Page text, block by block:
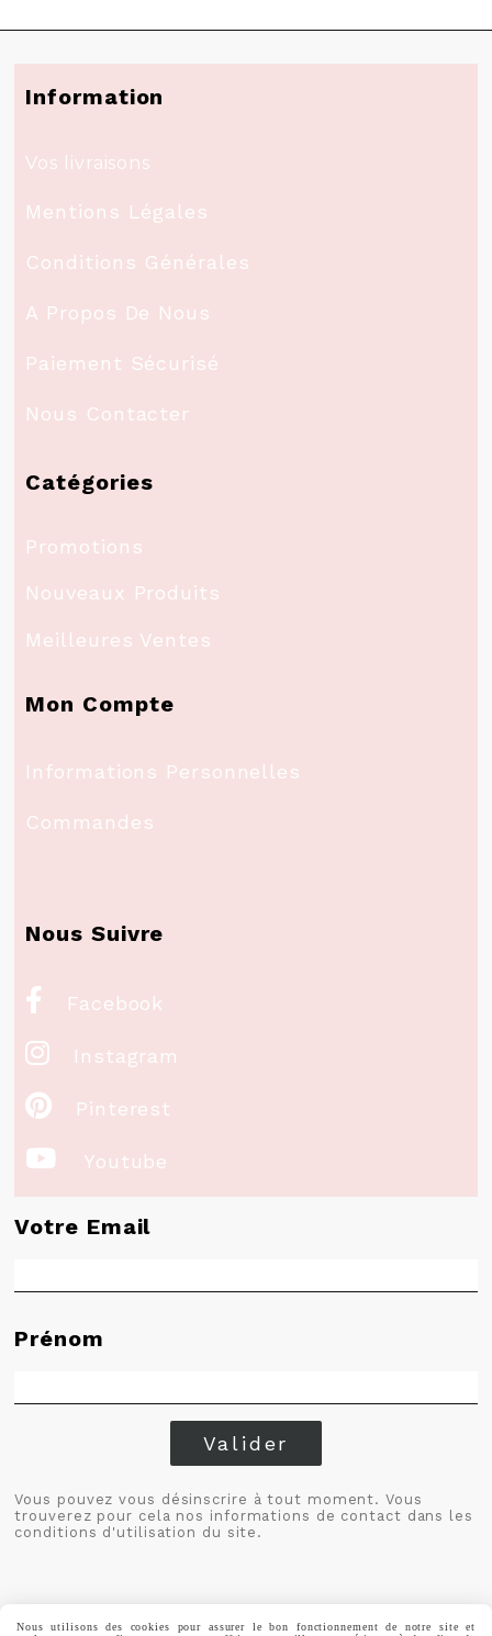
Information
Vos livraisons
Mentions Légales
Conditions Générales
A Propos De Nous
Paiement Sécurisé
Nous Contacter
Catégories
Promotions
Nouveaux Produits
Meilleures Ventes
Mon Compte
Informations Personnelles
Commandes
Nous Suivre
 Facebook
 Instagram
 Pinterest
 Youtube
Votre Email
Prénom
Valider
Vous pouvez vous désinscrire à tout moment. Vous
trouverez pour cela nos informations de contact dans les
conditions d'utilisation du site.
Nous utilisons des cookies pour assurer le bon fonctionnement de notre site et